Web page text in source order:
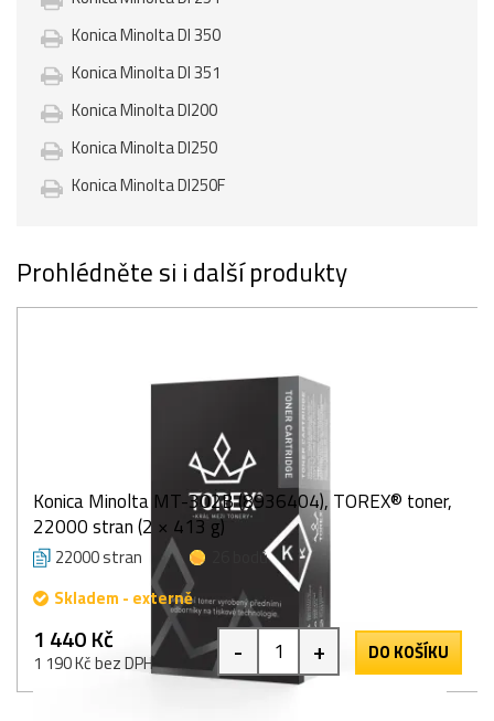
Konica Minolta DI 350
Konica Minolta DI 351
Konica Minolta DI200
Konica Minolta DI250
Konica Minolta DI250F
Prohlédněte si i další produkty
Konica Minolta MT-302B (8936404), TOREX® toner,
22000 stran (2 × 413 g)
22000 stran
26 bodů
Skladem - externě
1 440 Kč
1 190 Kč bez DPH - + DO KOŠÍKU